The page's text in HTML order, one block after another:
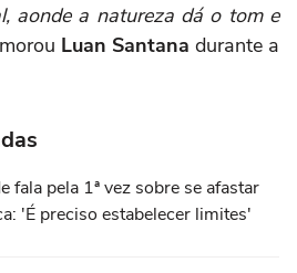
aonde a natureza dá o tom e
Luan Santana durante a
fala pela 1ª vez sobre se afastar
'É preciso estabelecer limites'